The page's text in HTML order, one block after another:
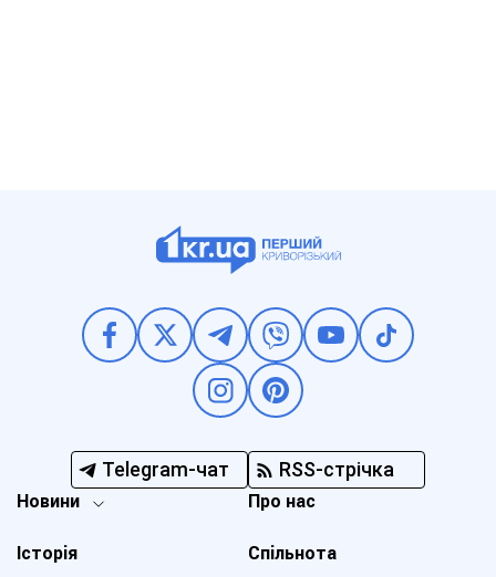
Telegram-чат RSS-стрічка
Новини
Історія
Про нас
Спільнота